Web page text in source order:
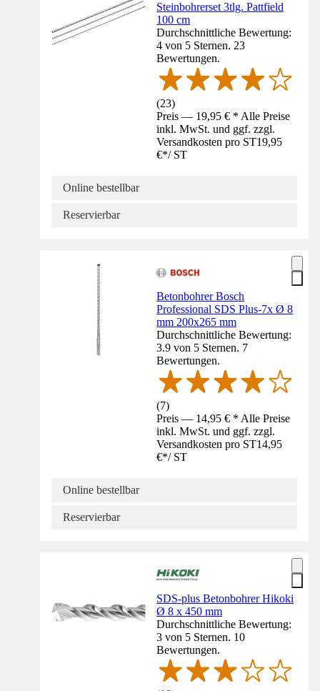
Steinbohrerset 3tlg. Pattfield
100 cm
Durchschnittliche Bewertung:
4 von 5 Sternen. 23
Bewertungen.
(23)
Preis — 19,95 € * Alle Preise
inkl. MwSt. und ggf. zzgl.
Versandkosten pro ST19,95
€*/ ST
Online bestellbar
Reservierbar
Betonbohrer Bosch
Professional SDS Plus-7x Ø 8
mm 200x265 mm
Durchschnittliche Bewertung:
3.9 von 5 Sternen. 7
Bewertungen.
(7)
Preis — 14,95 € * Alle Preise
inkl. MwSt. und ggf. zzgl.
Versandkosten pro ST14,95
€*/ ST
Online bestellbar
Reservierbar
SDS-plus Betonbohrer Hikoki
Ø 8 x 450 mm
Durchschnittliche Bewertung:
3 von 5 Sternen. 10
Bewertungen.